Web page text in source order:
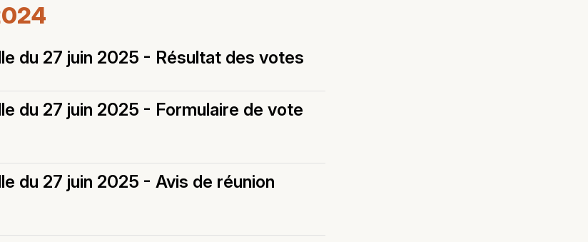
du 27 juin 2025 - Résultat des votes
du 27 juin 2025 - Formulaire de vote
du 27 juin 2025 - Avis de réunion